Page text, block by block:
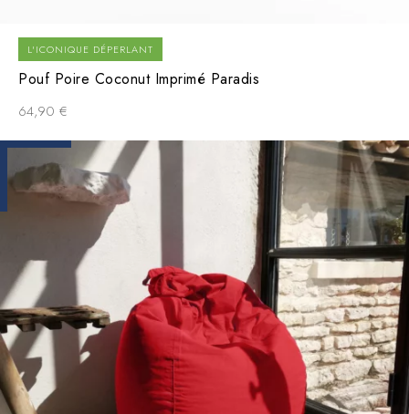
L'ICONIQUE DÉPERLANT
Pouf Poire Coconut Imprimé Paradis
64,90 €